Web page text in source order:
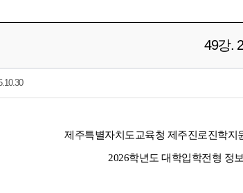
49강.
제주특별자치도교육청 제주진로진학지
2026학년도 대학입학전형 정